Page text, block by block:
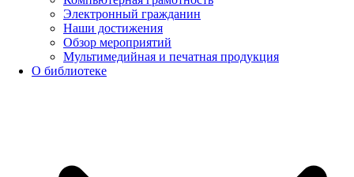
Электронный гражданин
Наши достижения
Обзор мероприятий
Мультимедийная и печатная продукция
О библиотеке